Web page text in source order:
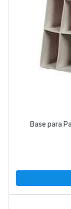
263 710 898
Base para